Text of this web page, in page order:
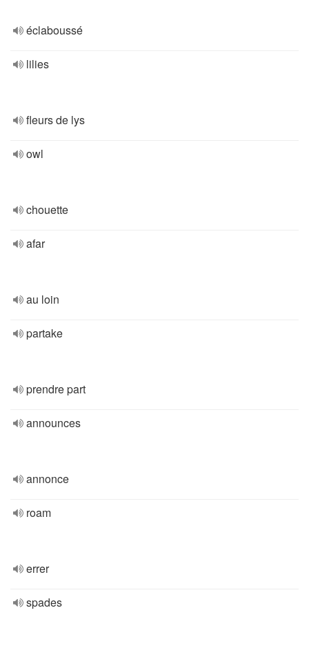
éclaboussé
lilies
fleurs de lys
owl
chouette
afar
au loin
partake
prendre part
announces
annonce
roam
errer
spades